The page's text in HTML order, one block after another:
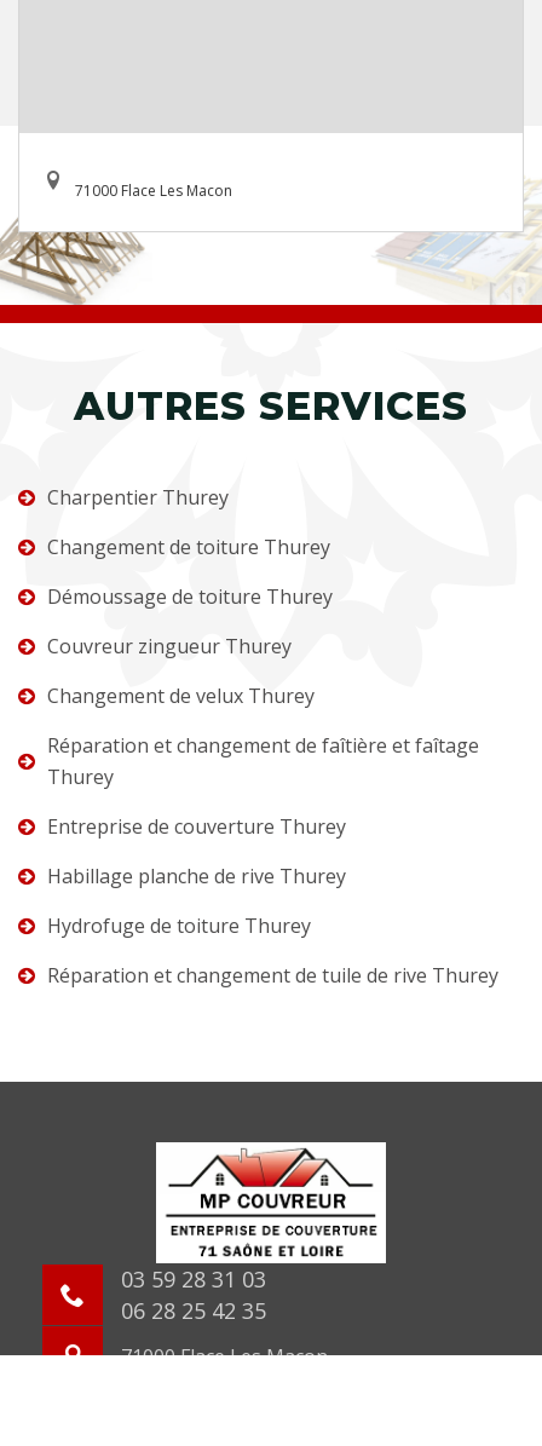
71000 Flace Les Macon
AUTRES SERVICES
Charpentier Thurey
Changement de toiture Thurey
Démoussage de toiture Thurey
Couvreur zingueur Thurey
Changement de velux Thurey
Réparation et changement de faîtière et faîtage
Thurey
Entreprise de couverture Thurey
Habillage planche de rive Thurey
Hydrofuge de toiture Thurey
Réparation et changement de tuile de rive Thurey
03 59 28 31 03
06 28 25 42 35
71000 Flace Les Macon